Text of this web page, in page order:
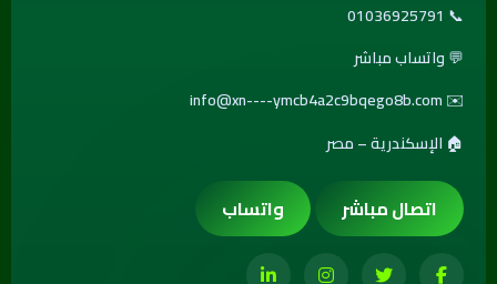
📞
01036925791
💬واتساب مباشر
✉️
info@xn----ymcb4a2c9bqego8b.com
🏠 الإسكندرية – مصر
اتصال مباشر واتساب